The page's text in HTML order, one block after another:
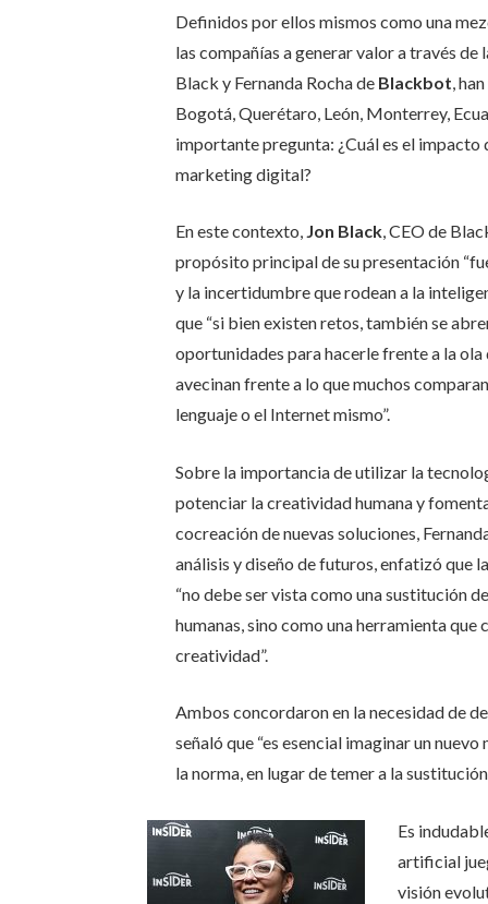
Definidos por ellos mismos como una
las compañías a generar valor a través de
Black y Fernanda Rocha de Blackbot ,
Bogotá, Querétaro, León, Monterrey,
importante pregunta: ¿Cuál es el
marketing digital?
En este contexto,Jon Black, CEO de
propósito principal de su presentación
y la incertidumbre que rodean a la
que “si bien existen retos, también se
oportunidades para hacerle frente a la ola
avecinan frente a lo que muchos
lenguaje o el Internet mismo”.
Sobre la importancia de utilizar la
potenciar la creatividad humana y
cocreación de nuevas soluciones,
análisis y diseño de futuros, enfatizó que
“no debe ser vista como una sustitución
humanas, sino como una herramienta
creatividad”.
Ambos concordaron en la necesidad de
señaló que “es esencial imaginar un
la norma, en lugar de temer a la
Es
artificial
visión